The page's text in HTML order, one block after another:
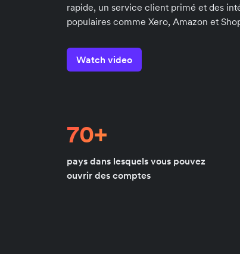
rapide, un service client primé et des
populaires comme Xero, Amazon et
Watch video
70+
pays dans lesquels vous pouvez
ouvrir des comptes